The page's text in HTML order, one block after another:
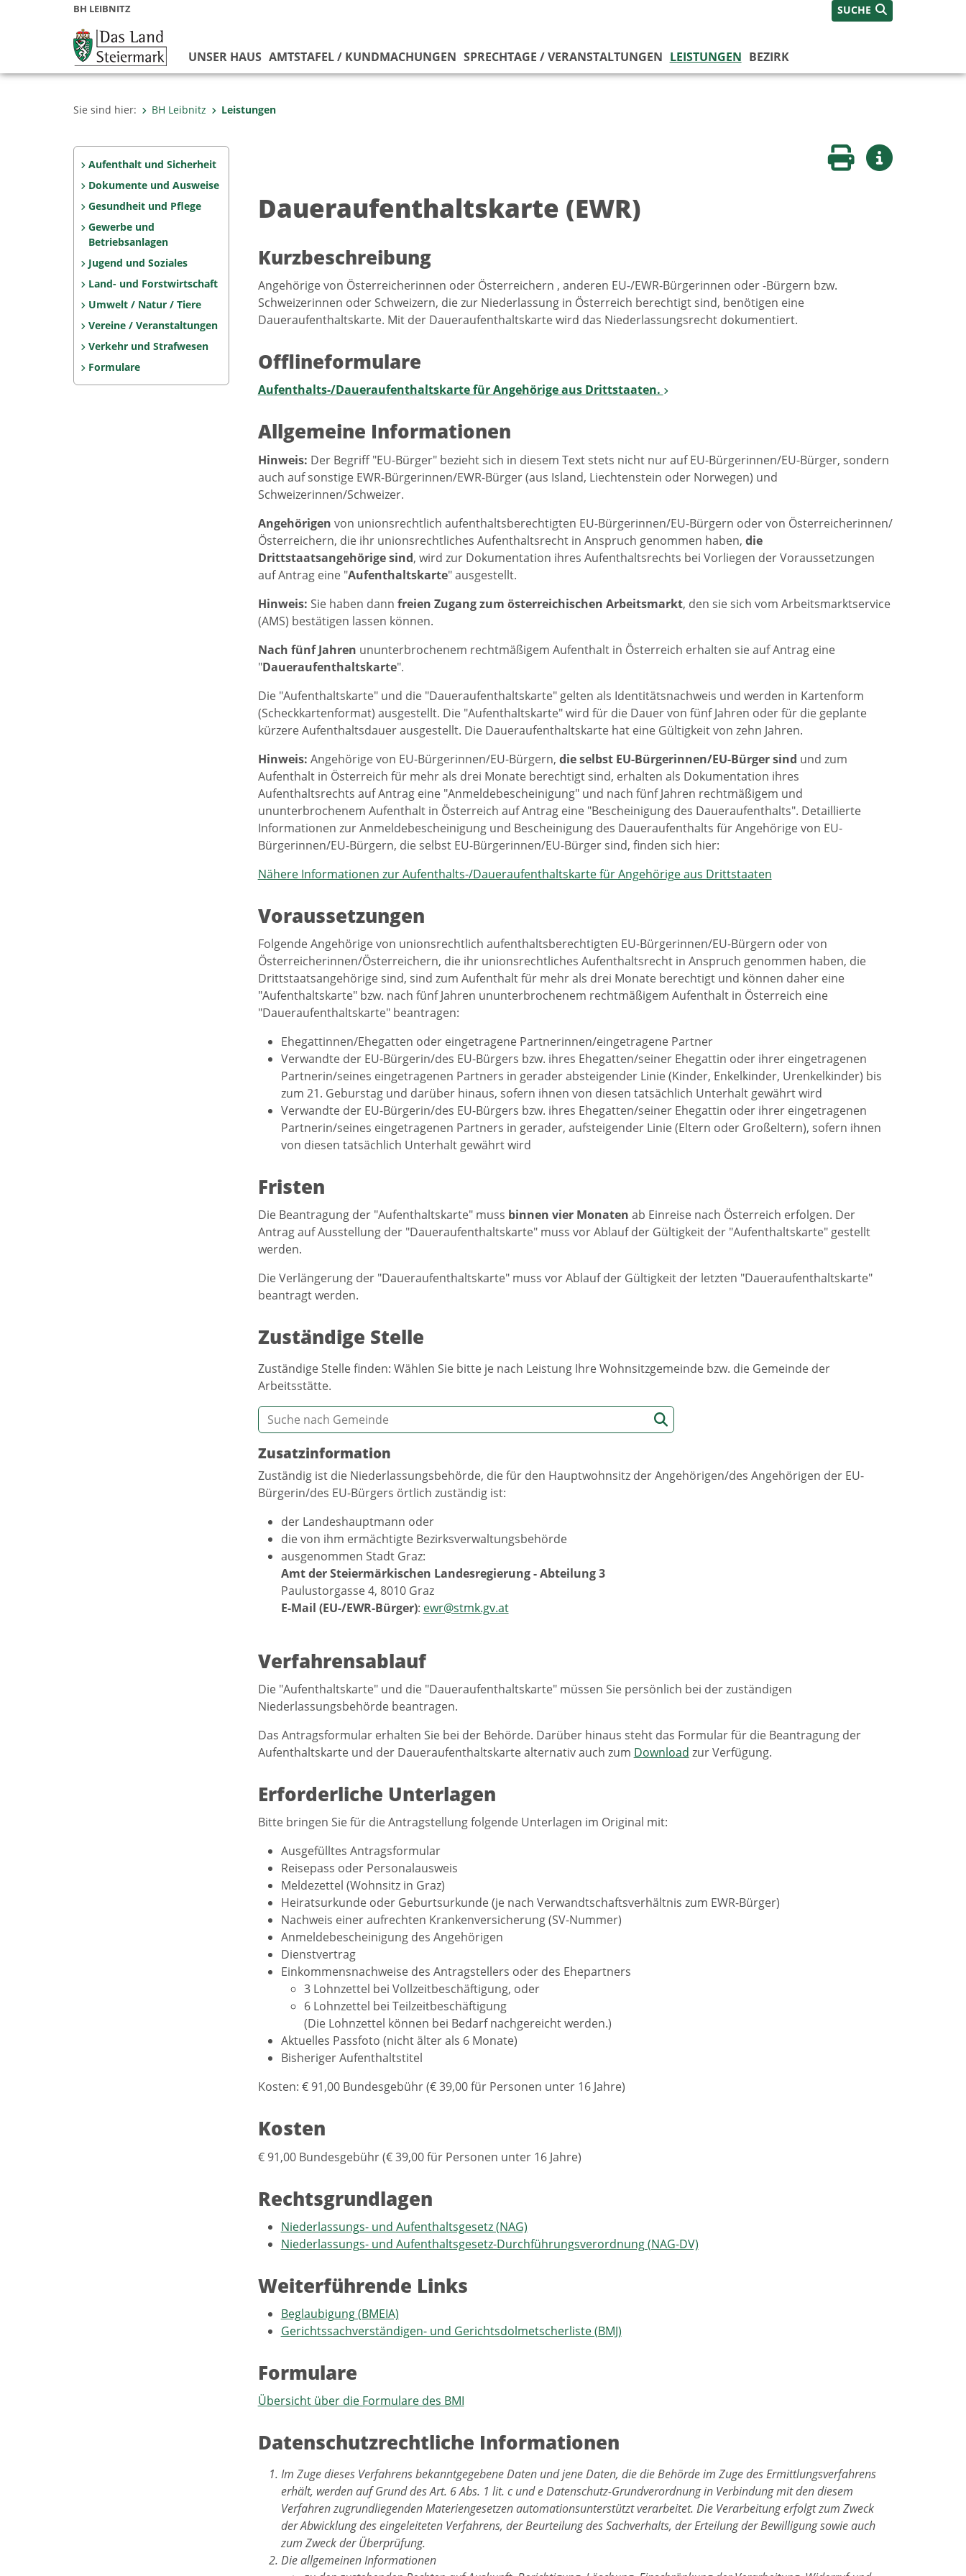
BH LEIBNITZ SUCHE
UNSER HAUS AMTSTAFEL / KUNDMACHUNGEN SPRECHTAGE / VERANSTALTUNGEN LEISTUNGEN BEZIRK
Sie sind hier: BH Leibnitz Leistungen
Aufenthalt und Sicherheit
Dokumente und Ausweise
Gesundheit und Pflege
Gewerbe und
Betriebsanlagen
Jugend und Soziales
Land- und Forstwirtschaft
Umwelt / Natur / Tiere
Vereine / Veranstaltungen
Verkehr und Strafwesen
Formulare
Seite druckenWeitere Infos
Daueraufenthaltskarte (EWR)
Kurzbeschreibung
Angehörige von Österreicherinnen oder Österreichern , anderen EU-/EWR-Bürgerinnen oder -Bürgern bzw.
Schweizerinnen oder Schweizern, die zur Niederlassung in Österreich berechtigt sind, benötigen eine
Daueraufenthaltskarte. Mit der Daueraufenthaltskarte wird das Niederlassungsrecht dokumentiert.
Offlineformulare
Aufenthalts-/Daueraufenthaltskarte für Angehörige aus Drittstaaten.
Allgemeine Informationen
Hinweis: Der Begriff "EU-Bürger" bezieht sich in diesem Text stets nicht nur auf EU-Bürgerinnen/EU-Bürger, sondern
auch auf sonstige EWR-Bürgerinnen/EWR-Bürger (aus Island, Liechtenstein oder Norwegen) und
Schweizerinnen/Schweizer.
Angehörigen von unionsrechtlich aufenthaltsberechtigten EU-Bürgerinnen/EU-Bürgern oder von Österreicherinnen/
Österreichern, die ihr unionsrechtliches Aufenthaltsrecht in Anspruch genommen haben, die
Drittstaatsangehörige sind, wird zur Dokumentation ihres Aufenthaltsrechts bei Vorliegen der Voraussetzungen
auf Antrag eine "Aufenthaltskarte" ausgestellt.
Hinweis: Sie haben dann freien Zugang zum österreichischen Arbeitsmarkt, den sie sich vom Arbeitsmarktservice
(AMS) bestätigen lassen können.
Nach fünf Jahren ununterbrochenem rechtmäßigem Aufenthalt in Österreich erhalten sie auf Antrag eine
"Daueraufenthaltskarte".
Die "Aufenthaltskarte" und die "Daueraufenthaltskarte" gelten als Identitätsnachweis und werden in Kartenform
(Scheckkartenformat) ausgestellt. Die "Aufenthaltskarte" wird für die Dauer von fünf Jahren oder für die geplante
kürzere Aufenthaltsdauer ausgestellt. Die Daueraufenthaltskarte hat eine Gültigkeit von zehn Jahren.
Hinweis: Angehörige von EU-Bürgerinnen/EU-Bürgern, die selbst EU-Bürgerinnen/EU-Bürger sind und zum
Aufenthalt in Österreich für mehr als drei Monate berechtigt sind, erhalten als Dokumentation ihres
Aufenthaltsrechts auf Antrag eine "Anmeldebescheinigung" und nach fünf Jahren rechtmäßigem und
ununterbrochenem Aufenthalt in Österreich auf Antrag eine "Bescheinigung des Daueraufenthalts". Detaillierte
Informationen zur Anmeldebescheinigung und Bescheinigung des Daueraufenthalts für Angehörige von EU-
Bürgerinnen/EU-Bürgern, die selbst EU-Bürgerinnen/EU-Bürger sind, finden sich hier:
Nähere Informationen zur Aufenthalts-/Daueraufenthaltskarte für Angehörige aus Drittstaaten
Voraussetzungen
Folgende Angehörige von unionsrechtlich aufenthaltsberechtigten EU-Bürgerinnen/EU-Bürgern oder von
Österreicherinnen/Österreichern, die ihr unionsrechtliches Aufenthaltsrecht in Anspruch genommen haben, die
Drittstaatsangehörige sind, sind zum Aufenthalt für mehr als drei Monate berechtigt und können daher eine
"Aufenthaltskarte" bzw. nach fünf Jahren ununterbrochenem rechtmäßigem Aufenthalt in Österreich eine
"Daueraufenthaltskarte" beantragen:
Ehegattinnen/Ehegatten oder eingetragene Partnerinnen/eingetragene Partner
Verwandte der EU-Bürgerin/des EU-Bürgers bzw. ihres Ehegatten/seiner Ehegattin oder ihrer eingetragenen
Partnerin/seines eingetragenen Partners in gerader absteigender Linie (Kinder, Enkelkinder, Urenkelkinder) bis
zum 21. Geburstag und darüber hinaus, sofern ihnen von diesen tatsächlich Unterhalt gewährt wird
Verwandte der EU-Bürgerin/des EU-Bürgers bzw. ihres Ehegatten/seiner Ehegattin oder ihrer eingetragenen
Partnerin/seines eingetragenen Partners in gerader, aufsteigender Linie (Eltern oder Großeltern), sofern ihnen
von diesen tatsächlich Unterhalt gewährt wird
Fristen
Die Beantragung der "Aufenthaltskarte" muss binnen vier Monaten ab Einreise nach Österreich erfolgen. Der
Antrag auf Ausstellung der "Daueraufenthaltskarte" muss vor Ablauf der Gültigkeit der "Aufenthaltskarte" gestellt
werden.
Die Verlängerung der "Daueraufenthaltskarte" muss vor Ablauf der Gültigkeit der letzten "Daueraufenthaltskarte"
beantragt werden.
Zuständige Stelle
Zuständige Stelle finden: Wählen Sie bitte je nach Leistung Ihre Wohnsitzgemeinde bzw. die Gemeinde der
Arbeitsstätte.
Zusatzinformation
Zuständig ist die Niederlassungsbehörde, die für den Hauptwohnsitz der Angehörigen/des Angehörigen der EU-
Bürgerin/des EU-Bürgers örtlich zuständig ist:
der Landeshauptmann oder
die von ihm ermächtigte Bezirksverwaltungsbehörde
ausgenommen Stadt Graz:
Amt der Steiermärkischen Landesregierung - Abteilung 3
Paulustorgasse 4, 8010 Graz
E-Mail (EU-/EWR-Bürger): ewr@stmk.gv.at
Verfahrensablauf
Die "Aufenthaltskarte" und die "Daueraufenthaltskarte" müssen Sie persönlich bei der zuständigen
Niederlassungsbehörde beantragen.
Das Antragsformular erhalten Sie bei der Behörde. Darüber hinaus steht das Formular für die Beantragung der
Aufenthaltskarte und der Daueraufenthaltskarte alternativ auch zum Download zur Verfügung.
Erforderliche Unterlagen
Bitte bringen Sie für die Antragstellung folgende Unterlagen im Original mit:
Ausgefülltes Antragsformular
Reisepass oder Personalausweis
Meldezettel (Wohnsitz in Graz)
Heiratsurkunde oder Geburtsurkunde (je nach Verwandtschaftsverhältnis zum EWR-Bürger)
Nachweis einer aufrechten Krankenversicherung (SV-Nummer)
Anmeldebescheinigung des Angehörigen
Dienstvertrag
Einkommensnachweise des Antragstellers oder des Ehepartners
3 Lohnzettel bei Vollzeitbeschäftigung, oder
6 Lohnzettel bei Teilzeitbeschäftigung
(Die Lohnzettel können bei Bedarf nachgereicht werden.)
Aktuelles Passfoto (nicht älter als 6 Monate)
Bisheriger Aufenthaltstitel
Kosten: € 91,00 Bundesgebühr (€ 39,00 für Personen unter 16 Jahre)
Kosten
€ 91,00 Bundesgebühr (€ 39,00 für Personen unter 16 Jahre)
Rechtsgrundlagen
Niederlassungs- und Aufenthaltsgesetz (NAG)
Niederlassungs- und Aufenthaltsgesetz-Durchführungsverordnung (NAG-DV)
Weiterführende Links
Beglaubigung (BMEIA)
Gerichtssachverständigen- und Gerichtsdolmetscherliste (BMJ)
Formulare
Übersicht über die Formulare des BMI
Datenschutzrechtliche Informationen
Im Zuge dieses Verfahrens bekanntgegebene Daten und jene Daten, die die Behörde im Zuge des Ermittlungsverfahrens
erhält, werden auf Grund des Art. 6 Abs. 1 lit. c und e Datenschutz-Grundverordnung in Verbindung mit den diesem
Verfahren zugrundliegenden Materiengesetzen automationsunterstützt verarbeitet. Die Verarbeitung erfolgt zum Zweck
der Abwicklung des eingeleiteten Verfahrens, der Beurteilung des Sachverhalts, der Erteilung der Bewilligung sowie auch
zum Zweck der Überprüfung.
Die allgemeinen Informationen